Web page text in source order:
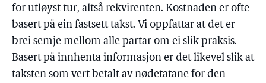
for utløyst tur, altså rekvirenten. Kostnaden er ofte
basert på ein fastsett takst. Vi oppfattar at det er
brei semje mellom alle partar om ei slik praksis.
Basert på innhenta informasjon er det likevel slik at
taksten som vert betalt av nødetatane for den